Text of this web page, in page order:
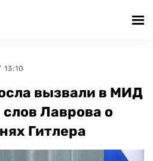
13:10
вызвали в МИД
Лаврова о
Гитлера